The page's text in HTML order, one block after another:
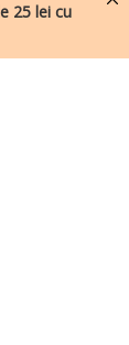
25 lei cu